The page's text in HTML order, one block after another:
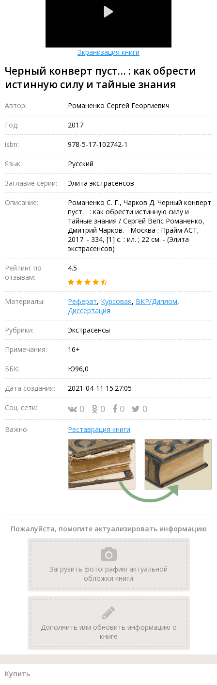
Экранизация книги
Черный конверт пуст… : как обрести
истинную силу и тайные знания
Автор: Романенко Сергей Георгиевич
Год: 2017
isbn: 978-5-17-102742-1
Язык: Русский
Заглавие серии: Элита экстрасенсов
Описание:
Романенко С. Г., Чарков Д. Черный конверт
пуст… : как обрести истинную силу и
тайные знания / Сергей Вепс Романенко,
Дмитрий Чарков. - Москва : Прайм АСТ,
2017. - 334, [1] с. : ил. ; 22 см. - (Элита
экстрасенсов)
Рейтинг по
отзывам:
4.5
Материалы: Реферат, Курсовая, ВКР/Диплом,
Диссертация
Рубрики: Экстрасенсы
Примечания: 16+
ББК: Ю96,0
Дата создания: 2021-04-11 15:27:05
Соц. сети: 0 0 0 0
Важно Реставрация книги
Пожалуйста, помогите актуализировать информацию
Загрузить фотографию актуальной
обложки книги
Дополнить или обновить информацию о
книге
Купить